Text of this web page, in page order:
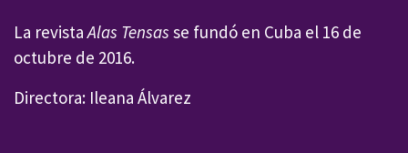
La revistaAlas Tensas se fundó en Cuba el 16 de
octubre de 2016.
Directora: Ileana Álvarez